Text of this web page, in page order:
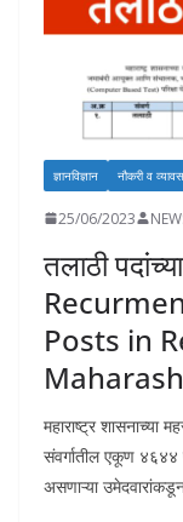
ज्ञानविज्ञान नौकरी व
25/06/2023
तलाठी
Posts in
महाराष्ट्र शासनाच्या
संवर्गातील एकूण ४६४४
असणाऱ्या